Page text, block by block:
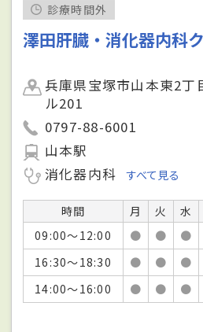
診療時間外
澤田肝臓・消化器内科
兵庫県宝塚市山本東2丁
ル201
0797-88-6001
山本駅
消化器内科
すべて見る
時間 月 火 水
09:00～12:00
● ● ●
16:30～18:30
● ● ●
14:00～16:00
● ● ●